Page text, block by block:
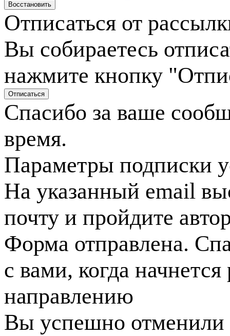
Отписаться от
Вы собираетесь
нажмите кнопку
Спасибо за ваше
время.
Параметры подписки
На указанный email
почту и пройдите
Форма отправлена.
с вами, когда
направлению
Вы успешно отменили